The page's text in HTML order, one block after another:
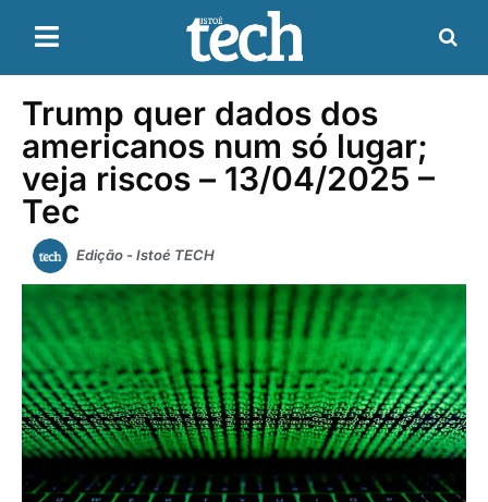
Trump quer dados dos
americanos num só lugar;
veja riscos – 13/04/2025 –
Tec
Edição - Istoé TECH